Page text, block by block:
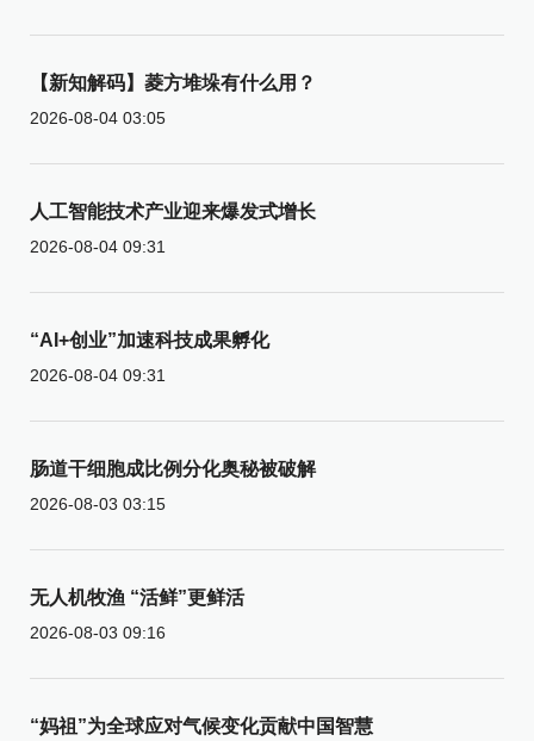
【新知解码】菱方堆垛有什么用？
2026-08-04 03:05
人工智能技术产业迎来爆发式增长
2026-08-04 09:31
“AI+创业”加速科技成果孵化
2026-08-04 09:31
肠道干细胞成比例分化奥秘被破解
2026-08-03 03:15
无人机牧渔 “活鲜”更鲜活
2026-08-03 09:16
“妈祖”为全球应对气候变化贡献中国智慧